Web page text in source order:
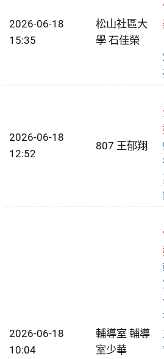
2026-06-18
15:35
松山社區大
學 石佳榮
2026-06-18
12:52
807 王郁翔
2026-06-18
10:04
輔導室 輔導
室少華